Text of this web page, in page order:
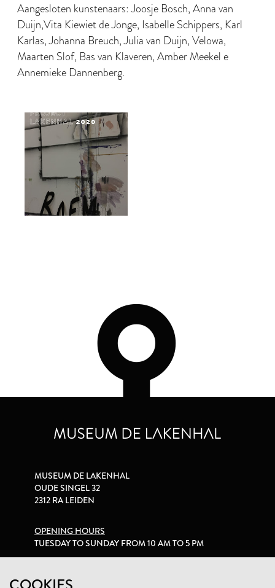
Aangesloten kunstenaars: Joosje Bosch, Anna van
Duijn,Vita Kiewiet de Jonge, Isabelle Schippers, Karl
Karlas, Johanna Breuch, Julia van Duijn, Velowa,
Maarten Slof, Bas van Klaveren, Amber Meekel e
Annemieke Dannenberg.
MUSEUM DE LAKENHAL
OUDE SINGEL 32
2312 RA LEIDEN
OPENING HOURS
TUESDAY TO SUNDAY FROM 10 AM TO 5 PM